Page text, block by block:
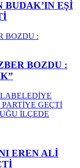
BUDAK’IN EŞİ
BOZDU :
EREN ALİ